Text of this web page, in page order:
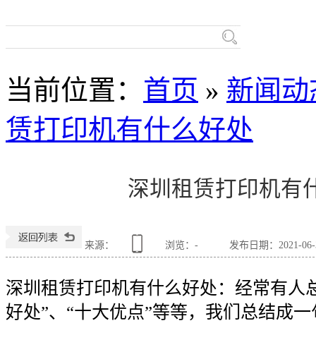
热门关键词： 理光复
复合机
当前位置 ： 首页 » 新闻动
赁打印机有什么好处
深圳租赁打印机有
来源： 浏览： - 发布日期：2021-
深圳租赁打印机有什么好处：经常有人
好处”、“十大优点”等等，我们总结成